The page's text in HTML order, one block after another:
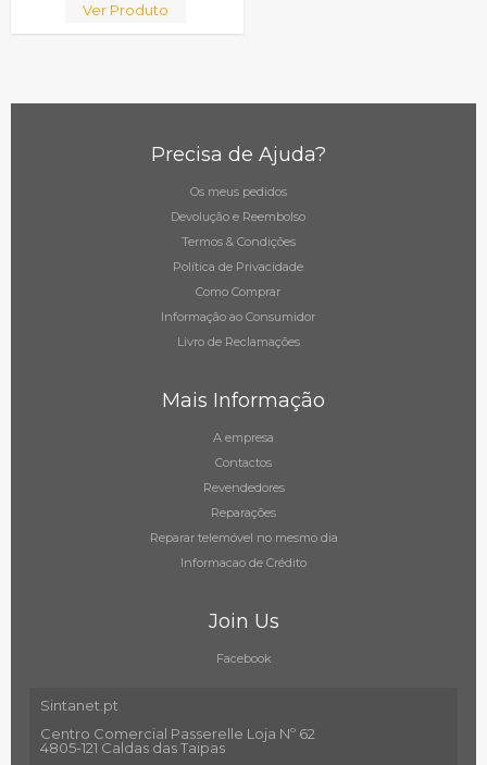
Ver Produto
Precisa de Ajuda?
Os meus pedidos
Devolução e Reembolso
Termos & Condições
Política de Privacidade
Como Comprar
Informação ao Consumidor
Livro de Reclamações
Mais Informação
A empresa
Contactos
Revendedores
Reparações
Reparar telemóvel no mesmo dia
Informacao de Crédito
Join Us
Facebook
Sintanet.pt
Centro Comercial Passerelle Loja Nº 62
4805-121 Caldas das Taipas